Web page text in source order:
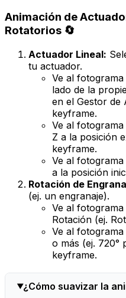
Animación de
Rotatorios 🔄
Actuador Lineal:
tu actuador.
Ve al
lado de la
en el Gestor de
keyframe.
Ve al
Z a la posición
keyframe.
Ve al
a la posición
Rotación de
(ej. un engranaje).
Ve al
Rotación (ej.
Ve al
o más (ej. 720°
keyframe.
¿Cómo suavizar la